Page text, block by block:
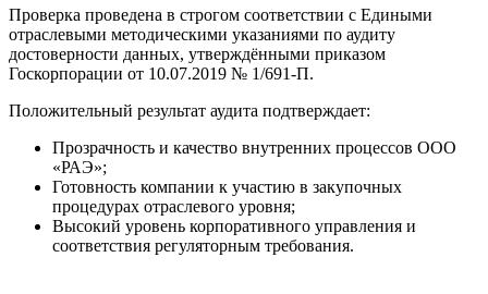
Проверка проведена в строгом соответствии с Едиными
отраслевыми методическими указаниями по аудиту
достоверности данных, утверждёнными приказом
Госкорпорации от 10.07.2019 № 1/691-П.
Положительный результат аудита подтверждает:
Прозрачность и качество внутренних процессов ООО
«РАЭ»;
Готовность компании к участию в закупочных
процедурах отраслевого уровня;
Высокий уровень корпоративного управления и
соответствия регуляторным требования.